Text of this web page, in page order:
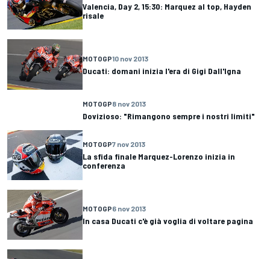
Valencia, Day 2, 15:30: Marquez al top, Hayden
risale
MOTOGP10 nov 2013
Ducati: domani inizia l'era di Gigi Dall'Igna
MOTOGP8 nov 2013
Dovizioso: "Rimangono sempre i nostri limiti"
MOTOGP7 nov 2013
La sfida finale Marquez-Lorenzo inizia in
conferenza
MOTOGP6 nov 2013
In casa Ducati c'è già voglia di voltare pagina